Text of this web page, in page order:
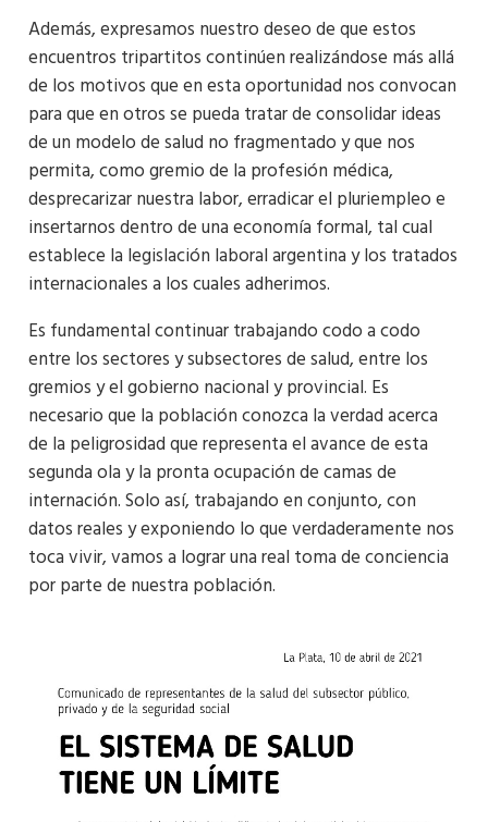
Además, expresamos nuestro deseo de que estos
encuentros tripartitos continúen realizándose más allá
de los motivos que en esta oportunidad nos convocan
para que en otros se pueda tratar de consolidar ideas
de un modelo de salud no fragmentado y que nos
permita, como gremio de la profesión médica,
desprecarizar nuestra labor, erradicar el pluriempleo e
insertarnos dentro de una economía formal, tal cual
establece la legislación laboral argentina y los tratados
internacionales a los cuales adherimos.
Es fundamental continuar trabajando codo a codo
entre los sectores y subsectores de salud, entre los
gremios y el gobierno nacional y provincial. Es
necesario que la población conozca la verdad acerca
de la peligrosidad que representa el avance de esta
segunda ola y la pronta ocupación de camas de
internación. Solo así, trabajando en conjunto, con
datos reales y exponiendo lo que verdaderamente nos
toca vivir, vamos a lograr una real toma de conciencia
por parte de nuestra población.